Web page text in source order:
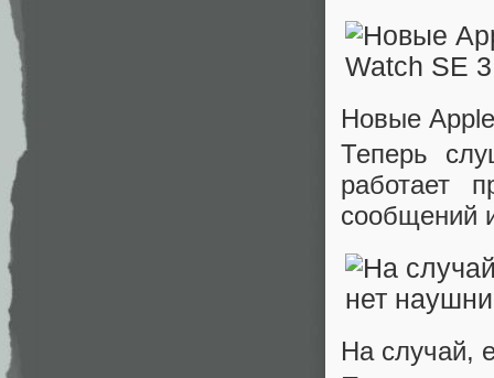
Новые
Теперь
работает
сообщений
На случай,